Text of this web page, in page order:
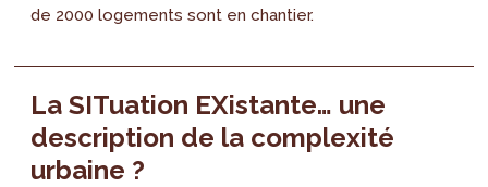
de 2000 logements sont en chantier.
La SITuation EXistante… une
description de la complexité
urbaine ?